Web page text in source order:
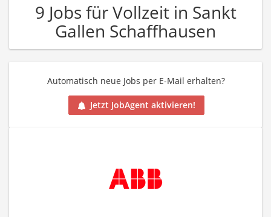
9 Jobs für Vollzeit in Sankt
Gallen Schaffhausen
Automatisch neue Jobs per E-Mail erhalten?
Jetzt JobAgent aktivieren!